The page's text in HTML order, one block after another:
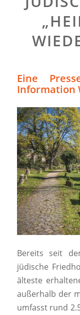
Eine
Information
Bereits seit
jüdische
älteste
außerhalb der
umfasst rund